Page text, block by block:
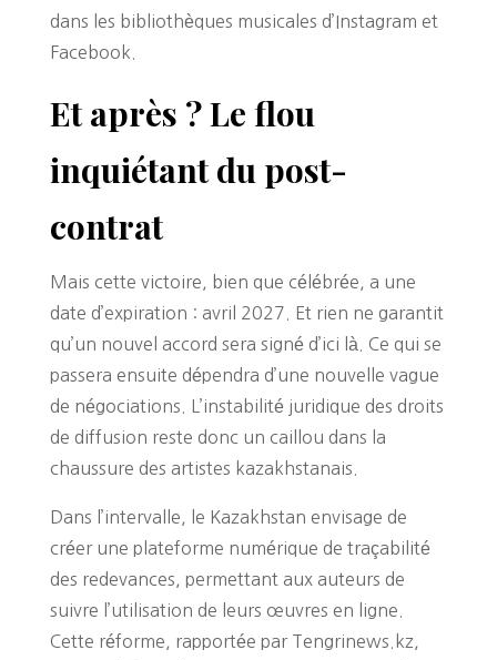
dans les bibliothèques musicales d’Instagram et
Facebook.
Et après ? Le flou
inquiétant du post-
contrat
Mais cette victoire, bien que célébrée, a une
date d’expiration : avril 2027. Et rien ne garantit
qu’un nouvel accord sera signé d’ici là. Ce qui se
passera ensuite dépendra d’une nouvelle vague
de négociations. L’instabilité juridique des droits
de diffusion reste donc un caillou dans la
chaussure des artistes kazakhstanais.
Dans l’intervalle, le Kazakhstan envisage de
créer une plateforme numérique de traçabilité
des redevances, permettant aux auteurs de
suivre l’utilisation de leurs œuvres en ligne.
Cette réforme, rapportée par Tengrinews.kz,